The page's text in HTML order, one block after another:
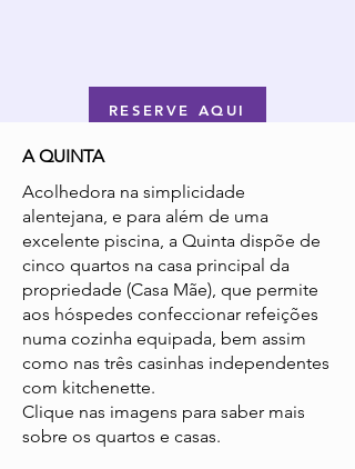
RESERVE AQUI
A QUINTA
Acolhedora na simplicidade
alentejana, e para além de uma
excelente piscina, a Quinta dispõe de
cin­co quartos na casa principal da
propriedade (Casa Mãe), que permite
aos hóspedes confeccionar refeições
numa cozinha equipada, bem assim
como nas três casinhas indepen­dentes
com kitchenette.
Clique nas imagens para saber mais
sobre os quartos e casas.